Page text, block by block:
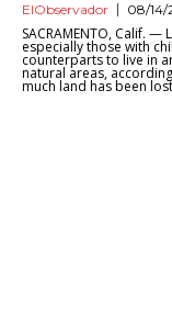
ElObservador 08/14/
SACRAMENTO, Calif.
especially those with
counterparts to live in
natural areas,
much land has been